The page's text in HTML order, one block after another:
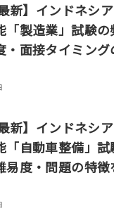
新】インドネシ
「製造業」試験の
・面接タイミング
新】インドネシ
「自動車整備」試
易度・問題の特徴